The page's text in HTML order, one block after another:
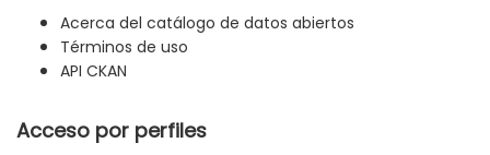
Acerca del catálogo de datos abiertos
Términos de uso
API CKAN
Acceso por perfiles